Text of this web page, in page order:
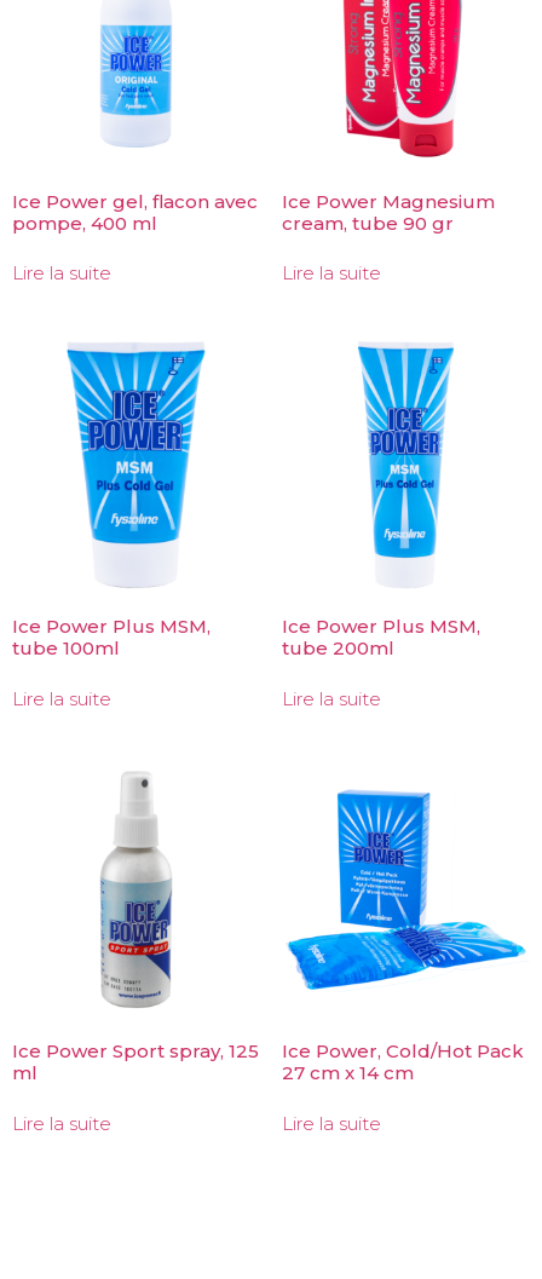
Ice Power gel, flacon avec
pompe, 400 ml
Lire la suite
Ice Power Magnesium
cream, tube 90 gr
Lire la suite
Ice Power Plus MSM,
tube 100ml
Lire la suite
Ice Power Plus MSM,
tube 200ml
Lire la suite
Ice Power Sport spray, 125
ml
Lire la suite
Ice Power, Cold/Hot Pack
27 cm x 14 cm
Lire la suite